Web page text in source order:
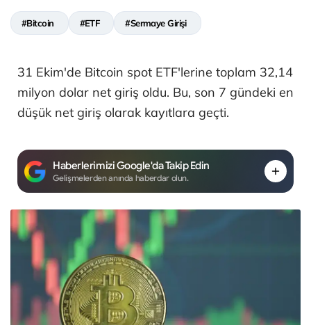
#Bitcoin #ETF #Sermaye Girişi
31 Ekim'de Bitcoin spot ETF'lerine toplam 32,14
milyon dolar net giriş oldu. Bu, son 7 gündeki en
düşük net giriş olarak kayıtlara geçti.
Haberlerimizi Google'da Takip Edin
Gelişmelerden anında haberdar olun.